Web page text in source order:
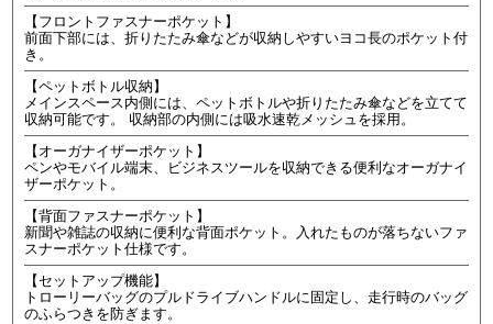
【フロントファスナーポケット】
前面下部には、折りたたみ傘などが収納しやすいヨコ長のポケット付
き。
【ペットボトル収納】
メインスペース内側には、ペットボトルや折りたたみ傘などを立てて
収納可能です。 収納部の内側には吸水速乾メッシュを採用。
【オーガナイザーポケット】
ペンやモバイル端末、ビジネスツールを収納できる便利なオーガナイ
ザーポケット。
【背面ファスナーポケット】
新聞や雑誌の収納に便利な背面ポケット。入れたものが落ちないファ
スナーポケット仕様です。
【セットアップ機能】
トローリーバッグのプルドライブハンドルに固定し、走行時のバッグ
のふらつきを防ぎます。